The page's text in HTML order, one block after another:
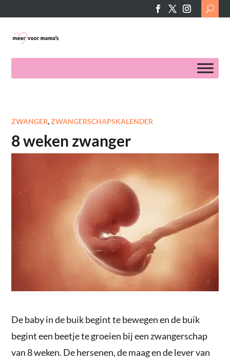
Search
for:
ZWANGER,ZWANGERSCHAPSKALENDER
8 weken zwanger
De baby in de buik begint te bewegen en de buik
begint een beetje te groeien bij een zwangerschap
van 8 weken. De hersenen, de maag en de lever van